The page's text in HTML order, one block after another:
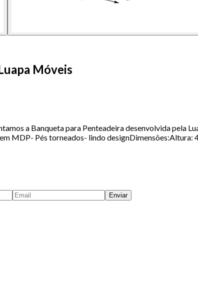
Móveis
a Banqueta para Penteadeira desenvolvida pela
MDP- Pés torneados- lindo designDimensões:Altura:
Enviar